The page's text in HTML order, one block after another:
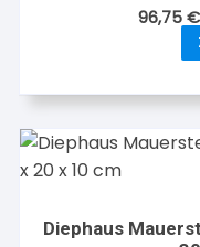
96,75€
Diephaus